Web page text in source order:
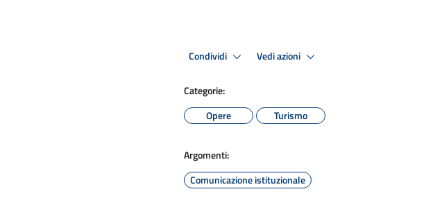
Condividi Vedi azioni
Categorie:
Opere
Turismo
Argomenti:
Comunicazione istituzionale